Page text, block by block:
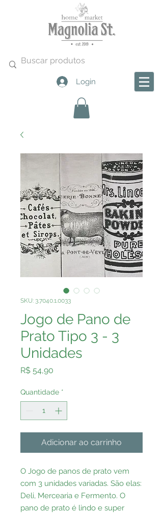
Login
SKU: 3.7040.1.0033
Jogo de Pano de
Prato Tipo 3 - 3
Unidades
R$ 54,90
Quantidade *
Adicionar ao carrinho
O Jogo de panos de prato vem
com 3 unidades variadas. São elas:
Deli, Mercearia e Fermento. O
pano de prato é lindo e super